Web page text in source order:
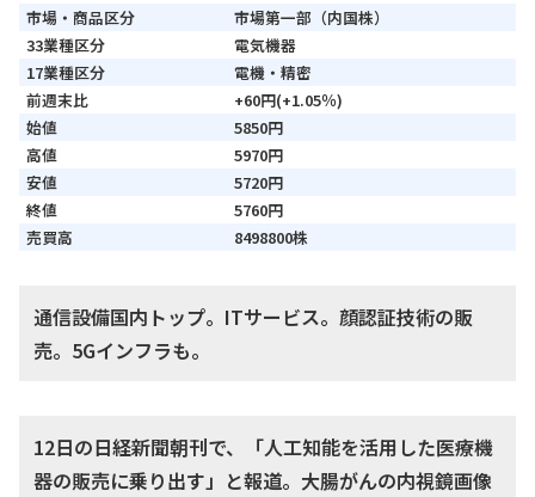
市場・商品区分
市場第一部（内国株）
33業種区分
電気機器
17業種区分
電機・精密
前週末比
+60円(+1.05％)
始値
5850円
高値
5970円
安値
5720円
終値
5760円
売買高
8498800株
通信設備国内トップ。ITサービス。顔認証技術の販
売。5Gインフラも。
12日の日経新聞朝刊で、「人工知能を活用した医療機
器の販売に乗り出す」と報道。大腸がんの内視鏡画像